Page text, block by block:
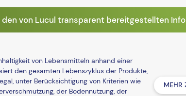
den von Lucul transparent bereitgestellten
von Lebensmitteln anhand einer
den gesamten Lebenszyklus der Produkte,
unter Berücksichtigung von Kriterien wie
der Bodennutzung, der
MEHR